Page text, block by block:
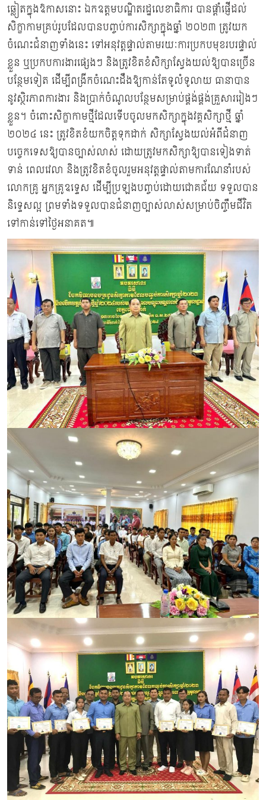
ឆ្លៀតក្នុងឱកាសនោះ ឯកឧត្តមបណ្ឌិតរដ្ឋលេខាធិការ បានផ្តាំផ្ញើដល់
សិក្ខាកាមគ្រប់រូបដែលបានបញ្ចប់ការសិក្សាក្នុងឆ្នាំ ២០២៣ ត្រូវយក
ចំណេះជំនាញទាំងនេះ ទៅអនុវត្តផ្ទាល់តាមរយៈការប្រកបមុខរបរផ្ទាល់
ខ្លួន ឬប្រកបការងារផ្សេងៗ និងត្រូវខិតខំសិក្សាស្វែងយល់ឱ្យបានច្រើន
បន្ថែមទៀត ដើម្បីពង្រីកចំណេះដឹងឱ្យកាន់តែទូលំទូលាយ ធានាបាន
នូវស្ថិរភាពការងារ និងប្រាក់ចំណូលបន្ថែមសម្រាប់ផ្គង់ផ្គង់គ្រួសាររៀងៗ
ខ្លួន។ ចំពោះសិក្ខាកាមថ្មីដែលទើបចូលមកសិក្សាក្នុងវគ្គសិក្សាថ្មី ឆ្នាំ
២០២៤ នេះ ត្រូវខិតខំយកចិត្តទុកដាក់ សិក្សាស្វែងយល់អំពីជំនាញ
បច្ចេកទេសឱ្យបានច្បាស់លាស់ ដោយត្រូវមកសិក្សាឱ្យបានទៀងទាត់
ទាន់ ពេលវេលា និងត្រូវខិតខំចូលរួមអនុវត្តផ្ទាល់តាមការណែនាំរបស់
លោកគ្រូ អ្នកគ្រូឧទ្ទេស ដើម្បីប្រឡងបញ្ចប់ដោយជោគជ័យ ទទួលបាន
និទ្ទេសល្អ ព្រមទាំងទទួលបានជំនាញច្បាស់លាស់សម្រាប់ចិញ្ចឹមជីវិត
ទៅកាន់ទៅថ្ងៃអនាគត៕